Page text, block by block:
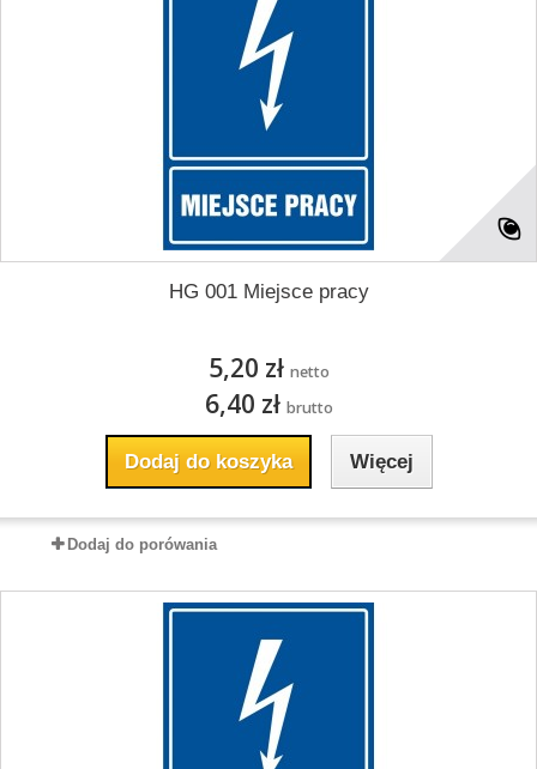
HG 001 Miejsce pracy
5,20 zł netto
6,40 zł brutto
Dodaj do koszyka Więcej
Dodaj do porówania